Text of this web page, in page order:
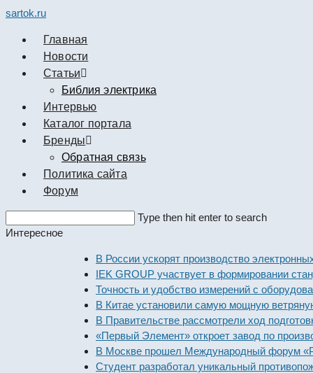
sartok.ru
Главная
Новости
Cтатьи
Библия электрика
Интервью
Каталог портала
Бренды
Обратная связь
Политика сайта
Форум
this
Type then hit enter to search
Интересное
В России ускорят производство электронных
IEK GROUP участвует в формировании
Точность и удобство измерений с оборудованием
В Китае установили самую мощную ветряную
В Правительстве рассмотрели ход подготовки
«Первый Элемент» откроет завод по
В Москве прошел Международный форум
Студент разработал уникальный